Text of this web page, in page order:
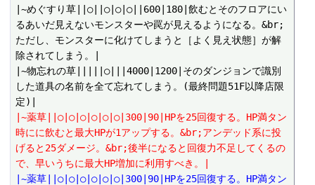
|~めぐすり草||○||○|○|○||600|180|飲むとそのフロアにい
るあいだ見えないモンスターや罠が見えるようになる。&br;
ただし、モンスターに化けてしまうと［よく見え状態］が解
除されてしまう。|
|~物忘れの草|||||○|||4000|1200|そのダンジョンで識別
した道具の名前を全て忘れてしまう。(最終問題51F以降店限
|~薬草||○|○|○|○|○|○|300|90|HPを25回復する。HP満タン
時にに飲むと最大HPが1アップする。&br;アンデッド系に投
げると25ダメージ。&br;後半になると回復力不足してくるの
で、早いうちに最大HP増加に利用すべき。|
|~薬草||○|○|○|○|○|○|300|90|HPを25回復する。HP満タン